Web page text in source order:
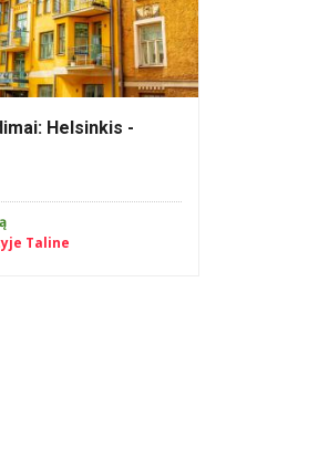
Helsinkis -
Taline